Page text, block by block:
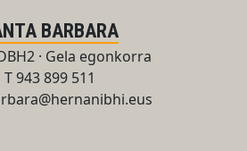
BARBARA
· Gela egonkorra
T 943 899 511